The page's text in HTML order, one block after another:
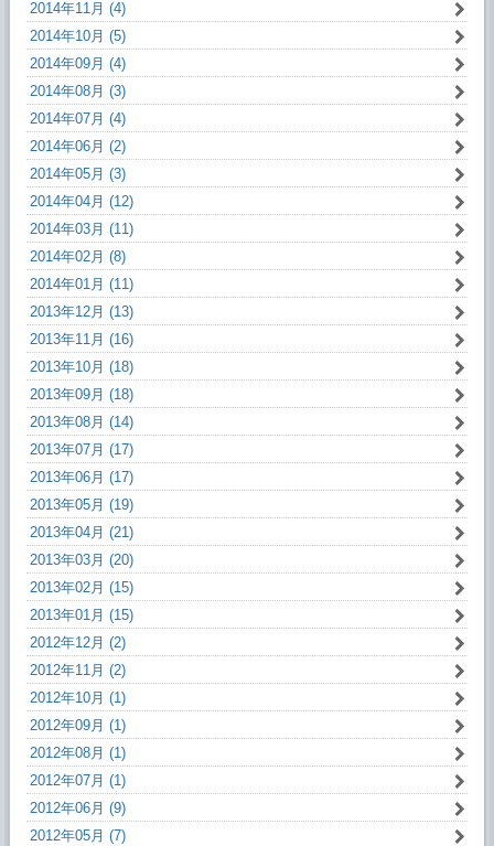
2014年11月 (4)
2014年10月 (5)
2014年09月 (4)
2014年08月 (3)
2014年07月 (4)
2014年06月 (2)
2014年05月 (3)
2014年04月 (12)
2014年03月 (11)
2014年02月 (8)
2014年01月 (11)
2013年12月 (13)
2013年11月 (16)
2013年10月 (18)
2013年09月 (18)
2013年08月 (14)
2013年07月 (17)
2013年06月 (17)
2013年05月 (19)
2013年04月 (21)
2013年03月 (20)
2013年02月 (15)
2013年01月 (15)
2012年12月 (2)
2012年11月 (2)
2012年10月 (1)
2012年09月 (1)
2012年08月 (1)
2012年07月 (1)
2012年06月 (9)
2012年05月 (7)